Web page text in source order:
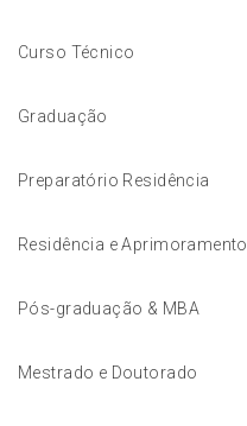
Curso Técnico
Graduação
Preparatório Residência
Residência e Aprimoramento
Pós-graduação & MBA
Mestrado e Doutorado